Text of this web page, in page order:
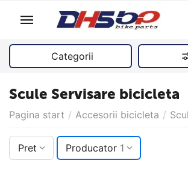
Categorii
Scule Servisare bicicleta
Pagina start / Accesorii bicicleta /
Pret Producator 1